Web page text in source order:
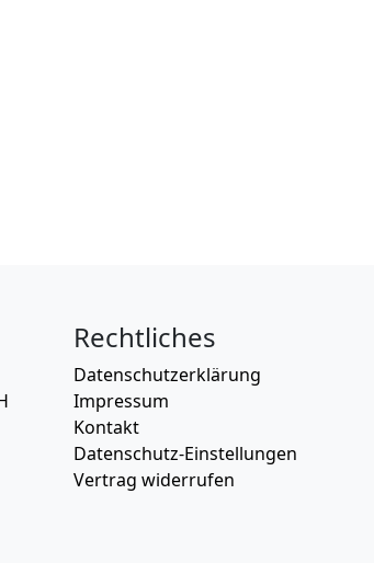
Rechtliches
Datenschutzerklärung
Impressum
Kontakt
Datenschutz-Einstellungen
Vertrag widerrufen